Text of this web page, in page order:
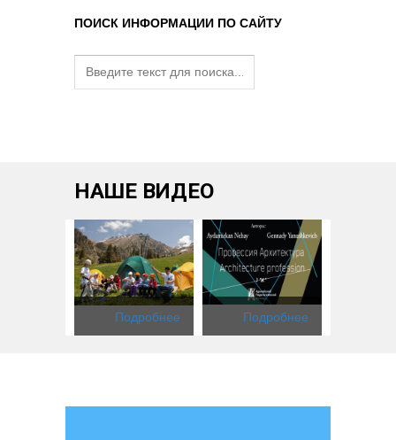
ПОИСК ИНФОРМАЦИИ ПО САЙТУ
НАШЕ ВИДЕО
Подробнее Подробнее